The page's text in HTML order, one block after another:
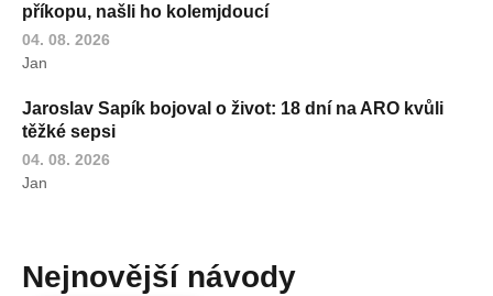
příkopu, našli ho kolemjdoucí
04. 08. 2026
Jan
Jaroslav Sapík bojoval o život: 18 dní na ARO kvůli
těžké sepsi
04. 08. 2026
Jan
Nejnovější návody